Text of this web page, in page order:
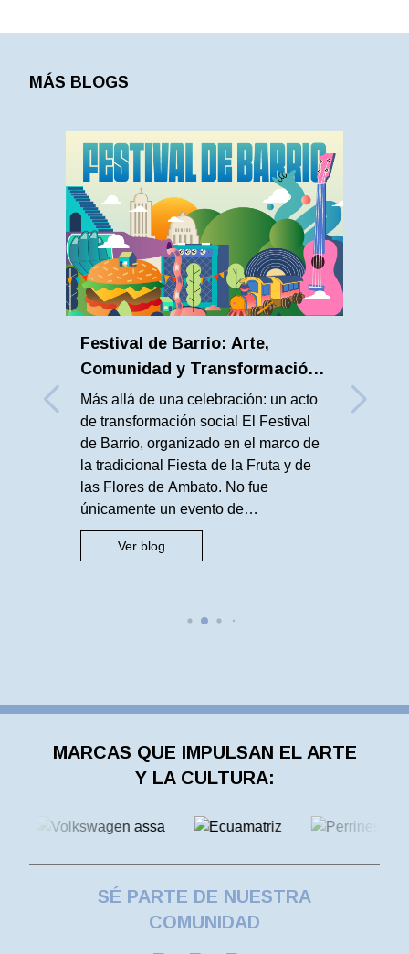
MÁS BLOGS
Festival de Barrio: Arte,
Comunidad y Transformación
Urbana en Ambato
Más allá de una celebración: un acto
de transformación social El Festival
de Barrio, organizado en el marco de
la tradicional Fiesta de la Fruta y de
las Flores de Ambato. No fue
únicamente un evento de
entretenimiento, fue una propuesta
concreta y articulada para devolver al
Ver blog
MARCAS QUE IMPULSAN EL ARTE
Y LA CULTURA:
SÉ PARTE DE NUESTRA
COMUNIDAD